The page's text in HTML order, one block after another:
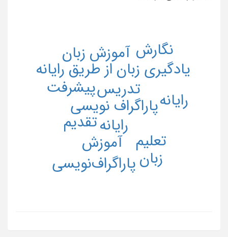
پاراگراف نویسی
تدریس
رایانه
یادگیری زبان از طریق رایانه
آموزش
آموزش زبان
پاراگراف‌نویسی
پیشرفت
تعلیم
تقدیم
رایانه
زبان
نگارش